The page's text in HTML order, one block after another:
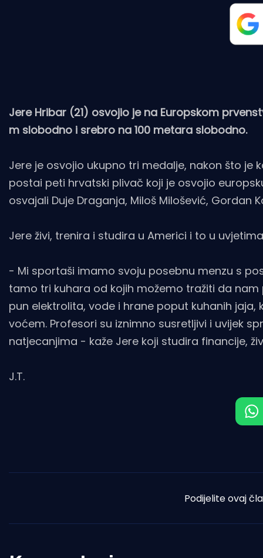
Jere Hribar (21) osvojio je na Europskom
m slobodno i srebro na 100 metara slobodno.
Jere je osvojio ukupno tri medalje, nakon što
postai peti hrvatski plivač koji je osvojio
osvajali Duje Draganja, Miloš Milošević, Gordan
Jere živi, trenira i studira u Americi i to u
- Mi sportaši imamo svoju posebnu menzu s
tamo tri kuhara od kojih možemo tražiti da
pun elektrolita, vode i hrane poput kuhanih
voćem. Profesori su iznimno susretljivi i uvijek
natjecanjima - kaže Jere koji studira financije,
J.T.
Podijelite ovaj